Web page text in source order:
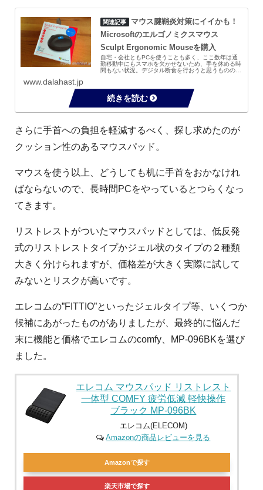
マウス腱鞘炎対策にイイかも！
Microsoftのエルゴノミクスマウス
Sculpt Ergonomic Mouseを購入
自宅・会社ともPCを使うことも多く、ここ数年は通
勤移動中にもスマホを欠かせないため、手を休める時
間もない状況。デジタル断食を行おうと思うものの、
た...
www.dalahast.jp
さらに手首への負担を軽減するべく、探し求めたのが
クッション性のあるマウスパッド。
マウスを使う以上、どうしても机に手首をおかなけれ
ばならないので、長時間PCをやっているとつらくなっ
てきます。
リストレストがついたマウスパッドとしては、低反発
式のリストレストタイプかジェル状のタイプの２種類
大きく分けられますが、価格差が大きく実際に試して
みないとリスクが高いです。
エレコムの”FITTIO”といったジェルタイプ等、いくつか
候補にあがったものがありましたが、最終的に悩んだ
末に機能と価格でエレコムのcomfy、MP-096BKを選び
ました。
エレコム マウスパッド リストレスト
一体型 COMFY 疲労低減 軽快操作
ブラック MP-096BK
エレコム(ELECOM)
Amazonの商品レビューを見る
Amazonで探す
楽天市場で探す